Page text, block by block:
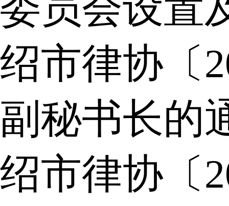
绍市律协〔
副秘书长的
绍市律协〔